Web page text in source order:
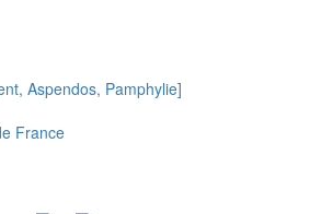
Aspendos, Pamphylie]
France